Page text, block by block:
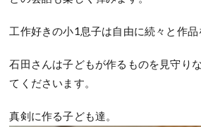
工作好きの小1息子は自由に続々と作品
石田さんは子どもが作るものを見守り
てくださいます。
真剣に作る子ども達。